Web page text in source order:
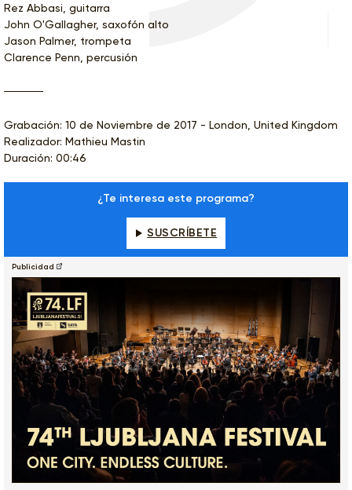
Rez Abbasi, guitarra
John O'Gallagher, saxofón alto
Jason Palmer, trompeta
Clarence Penn, percusión
Grabación: 10 de Noviembre de 2017 - London, United Kingdom
Realizador: Mathieu Mastin
Duración: 00:46
¿Te interesa este programa?
SUSCRÍBETE
Publicidad